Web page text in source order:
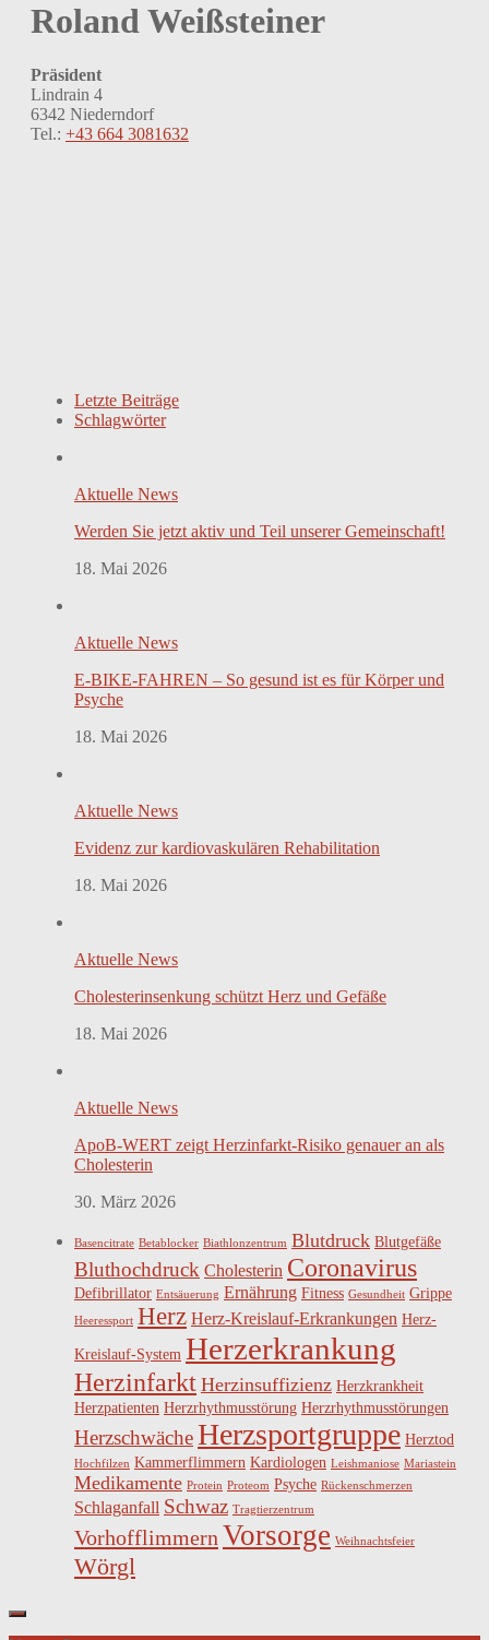
Roland Weißsteiner
Präsident
Lindrain 4
6342 Niederndorf
Tel.: +43 664 3081632
Letzte Beiträge
Schlagwörter
Aktuelle News
Werden Sie jetzt aktiv und Teil unserer Gemeinschaft!
18. Mai 2026
Aktuelle News
E-BIKE-FAHREN – So gesund ist es für Körper und
Psyche
18. Mai 2026
Aktuelle News
Evidenz zur kardiovaskulären Rehabilitation
18. Mai 2026
Aktuelle News
Cholesterinsenkung schützt Herz und Gefäße
18. Mai 2026
Aktuelle News
ApoB-WERT zeigt Herzinfarkt-Risiko genauer an als
Cholesterin
30. März 2026
Basencitrate Betablocker Biathlonzentrum Blutdruck Blutgefäße
Bluthochdruck Cholesterin Coronavirus
Defibrillator Entsäuerung Ernährung Fitness Gesundheit Grippe
Heeressport Herz Herz-Kreislauf-Erkrankungen Herz-
Kreislauf-System Herzerkrankung
Herzinfarkt Herzinsuffizienz Herzkrankheit
Herzpatienten Herzrhythmusstörung Herzrhythmusstörungen
HerzschwächeHerzsportgruppe Herztod
Hochfilzen Kammerflimmern Kardiologen Leishmaniose Mariastein
Medikamente Protein Proteom Psyche Rückenschmerzen
Schlaganfall Schwaz Tragtierzentrum
VorhofflimmernVorsorge Weihnachtsfeier
Wörgl